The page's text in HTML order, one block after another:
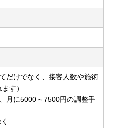
だけでなく、接客人数や施術
す）
月に5000～7500円の調整手